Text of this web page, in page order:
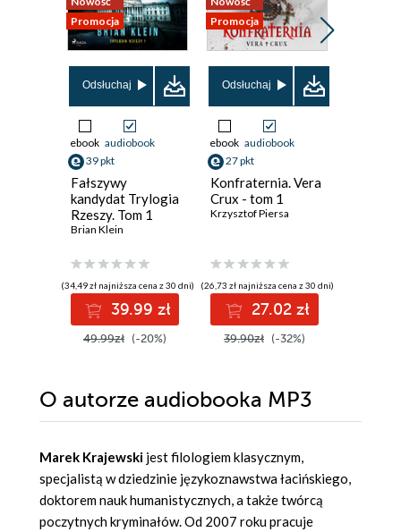
Promocja
Odsłuchaj
ebook audiobook
39 pkt
Fałszywy
kandydat Trylogia
Rzeszy. Tom 1
Brian Klein
(34,49 zł najniższa cena z 30 dni)
39.99 zł
49.99zł (-20%)
Promocja
Odsłuchaj
ebook audiobook
27 pkt
Konfraternia. Vera
Crux - tom 1
Krzysztof Piersa
(26,73 zł najniższa cena z 30 dni)
27.02 zł
39.90zł (-32%)
O autorze audiobooka MP3
Marek Krajewski jest filologiem klasycznym,
specjalistą w dziedzinie językoznawstwa łacińskiego,
doktorem nauk humanistycznych, a także twórcą
poczytnych kryminałów. Od 2007 roku pracuje